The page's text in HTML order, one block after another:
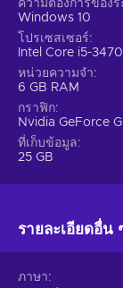
Demon Slayer
Chronicles key รา
ความต้องการของร
Windows 10
โปรเซสเซอร์
Intel Core i5-
หน่วยความจำ
6 GB RAM
กราฟิก
Nvidia GeForce
ที่เก็บข้อมูล
25 GB
รายละเอียดอื่น
ภาษา